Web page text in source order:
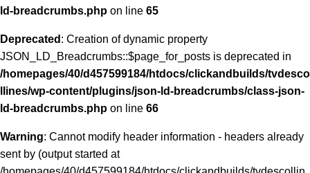
ld-breadcrumbs.php on line 65
Deprecated : Creation of dynamic property
JSON_LD_Breadcrumbs::$page_for_posts is deprecated in
/homepages/40/d457599184/htdocs/clickandbuilds/tvdesco
llines/wp-content/plugins/json-ld-breadcrumbs/class-json-
ld-breadcrumbs.php on line 66
Warning: Cannot modify header information - headers already
sent by (output started at